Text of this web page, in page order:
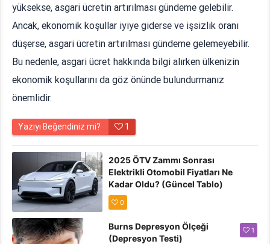
yüksekse, asgari ücretin artırılması gündeme gelebilir.
Ancak, ekonomik koşullar iyiye giderse ve işsizlik oranı
düşerse, asgari ücretin artırılması gündeme gelemeyebilir.
Bu nedenle, asgari ücret hakkında bilgi alırken ülkenizin
ekonomik koşullarını da göz önünde bulundurmanız
önemlidir.
Yazıyı Beğendiniz mi? 1
2025 ÖTV Zammı Sonrası
Elektrikli Otomobil Fiyatları Ne
Kadar Oldu? (Güncel Tablo)
0
Burns Depresyon Ölçeği
(Depresyon Testi)
1